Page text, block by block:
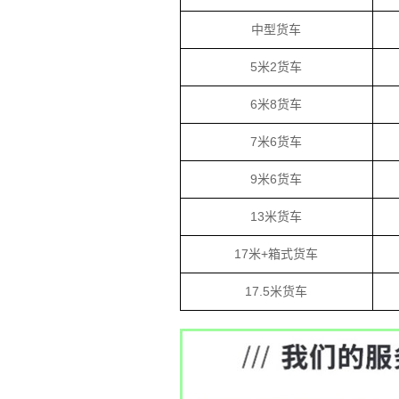
中型货车
5米2货车
6米8货车
7米6货车
9米6货车
13米货车
17米+箱式货车
17.5米货车